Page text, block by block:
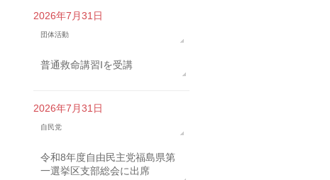
2026年7月31日
団体活動
普通救命講習Iを受講
2026年7月31日
自民党
令和8年度自由民主党福島県第
一選挙区支部総会に出席